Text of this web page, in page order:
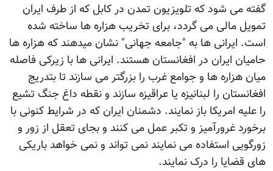
گفته می شود که تلویزیون تمدن در کابل که از طرف ایران
تمویل مالی می گردد، برای تخریب هزاره ها ساخته شده
است. ایرانی ها به "جامعه جهانی" نشان میدهند که هزاره ها
حامیان ایران در افغانستان هستند. ایرانی ها با زیرکی فاصله
میان هزاره ها و جوامع غرب را بزرگتر می سازند تا بتدریج
افغانستان را لبنانیزه یا عراقیزه سازند و نقطه داغ جنگ تشیع
را علیه امریکا باز نمایند. دشمنان ایران که در شرایط کنونی با
برخورد غرورآمیز و تکبر عمل می کنند و بجای تعقل از زور و
زورگویی استفاده می نمایند نمی تواند و نمی خواهد باریکی
های قضایا را درک نمایند.